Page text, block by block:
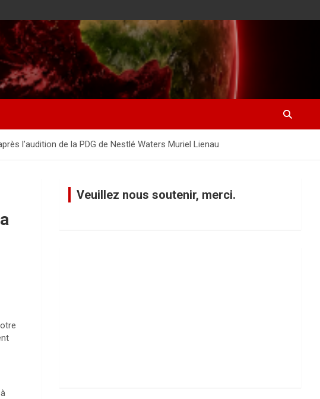
l’audition de la PDG de Nestlé Waters Muriel Lienau
Veuillez nous soutenir, merci.